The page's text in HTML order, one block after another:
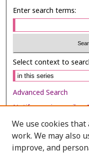
Enter search terms:
Select context to
Advanced Search
Notify me via email or
Browse
Collections
We use cookies
work. We may also
improve, and